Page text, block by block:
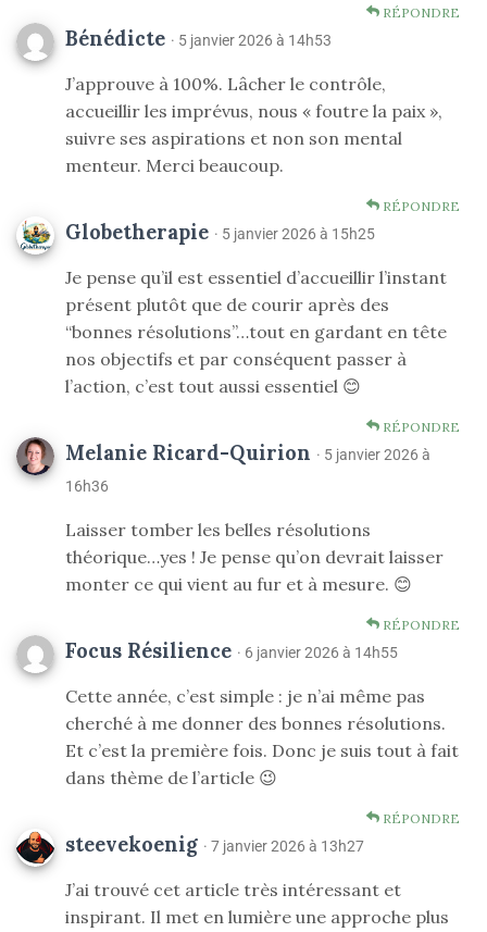
RÉPONDRE
Bénédicte · 5 janvier 2026 à 14h53
J’approuve à 100%. Lâcher le contrôle,
accueillir les imprévus, nous « foutre la paix »,
suivre ses aspirations et non son mental
menteur. Merci beaucoup.
RÉPONDRE
Globetherapie · 5 janvier 2026 à 15h25
Je pense qu’il est essentiel d’accueillir l’instant
présent plutôt que de courir après des
“bonnes résolutions”…tout en gardant en tête
nos objectifs et par conséquent passer à
l’action, c’est tout aussi essentiel 😊
RÉPONDRE
Melanie Ricard-Quirion · 5 janvier 2026 à
16h36
Laisser tomber les belles résolutions
théorique…yes ! Je pense qu’on devrait laisser
monter ce qui vient au fur et à mesure. 😊
RÉPONDRE
Focus Résilience · 6 janvier 2026 à 14h55
Cette année, c’est simple : je n’ai même pas
cherché à me donner des bonnes résolutions.
Et c’est la première fois. Donc je suis tout à fait
dans thème de l’article 😉
RÉPONDRE
steevekoenig · 7 janvier 2026 à 13h27
J’ai trouvé cet article très intéressant et
inspirant. Il met en lumière une approche plus